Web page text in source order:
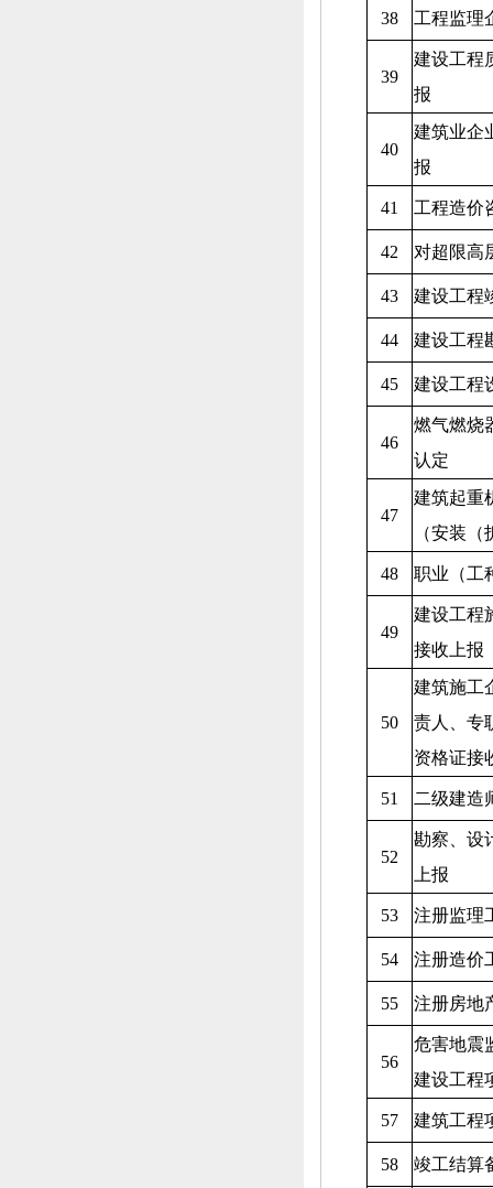
38 工程监理
39
建设工程
报
40
建筑业企
报
41 工程造价
42 对超限高
43 建设工程
44 建设工程
45 建设工程
46
燃气燃烧
认定
47
建筑起重
（安装
48 职业（工
49
建设工程
接收上报
50
建筑施工
责人、 专
资格证接
51 二级建造
52
勘察、 设
上报
53 注册监理
54 注册造价
55 注册房地
56
危害地震
建设工程
57 建筑工程
58 竣工结算